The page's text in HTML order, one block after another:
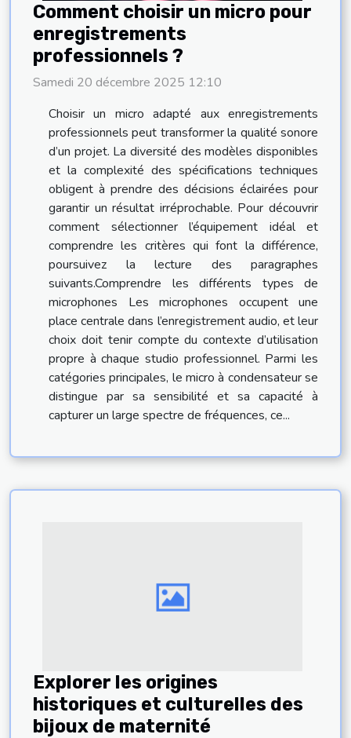
Comment choisir un micro pour
enregistrements
professionnels ?
Samedi 20 décembre 2025 12:10
Choisir un micro adapté aux enregistrements
professionnels peut transformer la qualité sonore
d’un projet. La diversité des modèles disponibles
et la complexité des spécifications techniques
obligent à prendre des décisions éclairées pour
garantir un résultat irréprochable. Pour découvrir
comment sélectionner l’équipement idéal et
comprendre les critères qui font la différence,
poursuivez la lecture des paragraphes
suivants.Comprendre les différents types de
microphones Les microphones occupent une
place centrale dans l’enregistrement audio, et leur
choix doit tenir compte du contexte d’utilisation
propre à chaque studio professionnel. Parmi les
catégories principales, le micro à condensateur se
distingue par sa sensibilité et sa capacité à
capturer un large spectre de fréquences, ce...
Explorer les origines
historiques et culturelles des
bijoux de maternité